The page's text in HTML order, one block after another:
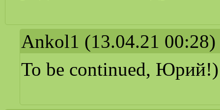
Ankol1 (13.04.21 00:28)
To be continued, Юрий!)